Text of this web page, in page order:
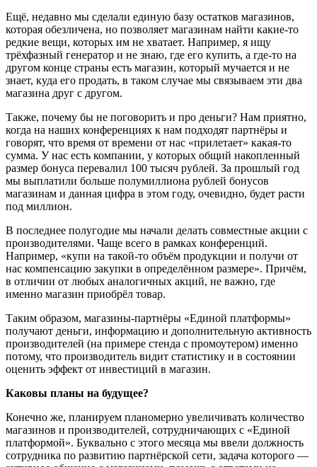
Ещё, недавно мы сделали единую базу остатков магазинов,
которая обезличена, но позволяет магазинам найти какие-то
редкие вещи, которых им не хватает. Например, я ищу
трёхфазный генератор и не знаю, где его купить, а где-то на
другом конце страны есть магазин, который мучается и не
знает, куда его продать, в таком случае мы связываем эти два
магазина друг с другом.
Также, почему бы не поговорить и про деньги? Нам приятно,
когда на наших конференциях к нам подходят партнёры и
говорят, что время от времени от нас «прилетает» какая-то
сумма. У нас есть компании, у которых общий накопленный
размер бонуса перевалил 100 тысяч рублей. За прошлый год
мы выплатили больше полумиллиона рублей бонусов
магазинам и данная цифра в этом году, очевидно, будет расти
под миллион.
В последнее полугодие мы начали делать совместные акции с
производителями. Чаще всего в рамках конференций.
Например, «купи на такой-то объём продукции и получи от
нас компенсацию закупки в определённом размере». Причём,
в отличии от любых аналогичных акций, не важно, где
именно магазин приобрёл товар.
Таким образом, магазины-партнёры «Единой платформы»
получают деньги, информацию и дополнительную активность
производителей (на примере стенда с промоутером) именно
потому, что производитель видит статистику и в состоянии
оценить эффект от инвестиций в магазин.
Каковы планы на будущее?
Конечно же, планируем планомерно увеличивать количество
магазинов и производителей, сотрудничающих с «Единой
платформой». Буквально с этого месяца мы ввели должность
сотрудника по развитию партнёрской сети, задача которого —